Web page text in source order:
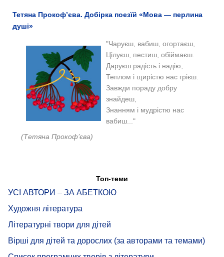
Тетяна Прокоф’єва. Добірка поезїй «Мова — перлина
душі»
"Чаруєш, вабиш, огортаєш,
Цілуєш, пестиш, обіймаєш.
Даруєш радість і надію,
Теплом і щирістю нас грієш.
Завжди пораду добру
знайдеш,
Знанням і мудрістю нас
вабиш..."
(Тетяна Прокоф’єва)
Топ-теми
УСІ АВТОРИ – ЗА АБЕТКОЮ
Художня література
Літературні твори для дітей
Вірші для дітей та дорослих (за авторами та темами)